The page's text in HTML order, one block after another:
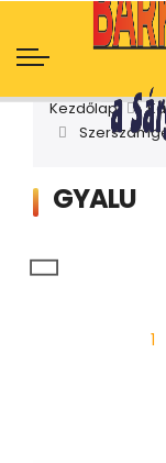
Kezdőlap
GYALU
1